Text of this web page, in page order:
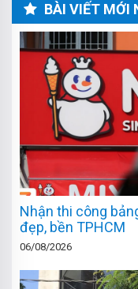
BÀI VIẾT MỚI
Nhận thi công
đẹp, bền TPHCM
06/08/2026